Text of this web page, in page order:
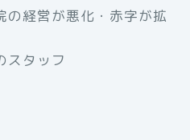
の経営が悪化・赤字が拡
スタッフ